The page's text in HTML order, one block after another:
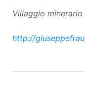
Villaggio minerario
http://